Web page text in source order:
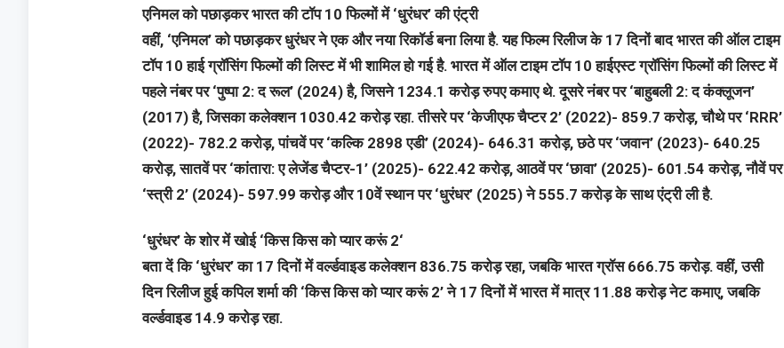
एनिमल को पछाड़कर भारत की टॉप 10 फिल्मों में ‘धुरंधर’ की एंट्री
वहीं, ‘एनिमल’ को पछाड़कर धुरंधर ने एक और नया रिकॉर्ड बना लिया है. यह फिल्म रिलीज के 17 दिनों बाद भारत की ऑल टाइम
टॉप 10 हाई ग्रॉसिंग फिल्मों की लिस्ट में भी शामिल हो गई है. भारत में ऑल टाइम टॉप 10 हाईएस्ट ग्रॉसिंग फिल्मों की लिस्ट में
पहले नंबर पर ‘पुष्पा 2: द रूल’ (2024) है, जिसने 1234.1 करोड़ रुपए कमाए थे. दूसरे नंबर पर ‘बाहुबली 2: द कंक्लूजन’
(2017) है, जिसका कलेक्शन 1030.42 करोड़ रहा. तीसरे पर ‘केजीएफ चैप्टर 2’ (2022)- 859.7 करोड़, चौथे पर ‘RRR’
(2022)- 782.2 करोड़, पांचवें पर ‘कल्कि 2898 एडी’ (2024)- 646.31 करोड़, छठे पर ‘जवान’ (2023)- 640.25
करोड़, सातवें पर ‘कांतारा: ए लेजेंड चैप्टर-1’ (2025)- 622.42 करोड़, आठवें पर ‘छावा’ (2025)- 601.54 करोड़, नौवें पर
‘स्त्री 2’ (2024)- 597.99 करोड़ और 10वें स्थान पर ‘धुरंधर’ (2025) ने 555.7 करोड़ के साथ एंट्री ली है.
‘धुरंधर’ के शोर में खोई ‘किस किस को प्यार करूं 2‘
बता दें कि ‘धुरंधर’ का 17 दिनों में वर्ल्डवाइड कलेक्शन 836.75 करोड़ रहा, जबकि भारत ग्रॉस 666.75 करोड़. वहीं, उसी
दिन रिलीज हुई कपिल शर्मा की ‘किस किस को प्यार करूं 2’ ने 17 दिनों में भारत में मात्र 11.88 करोड़ नेट कमाए, जबकि
वर्ल्डवाइड 14.9 करोड़ रहा.